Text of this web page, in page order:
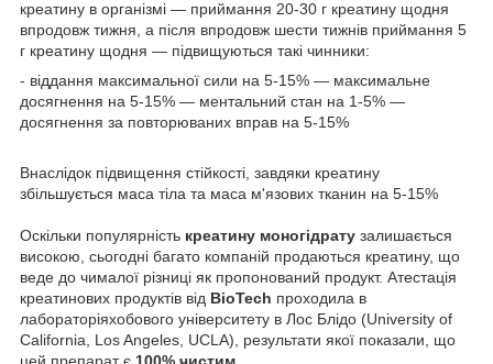
креатину в організмі — приймання 20-30 г креатину щодня
впродовж тижня, а після впродовж шести тижнів приймання 5
г креатину щодня — підвищуються такі чинники:
- віддання максимальної сили на 5-15% — максимальне
досягнення на 5-15% — ментальний стан на 1-5% —
досягнення за повторюваних вправ на 5-15%
Внаслідок підвищення стійкості, завдяки креатину
збільшується маса тіла та маса м'язових тканин на 5-15%
Оскільки популярність креатину моногідрату залишається
високою, сьогодні багато компаній продаються креатину, що
веде до чималої різниці як пропонований продукт. Атестація
креатинових продуктів від BioTech проходила в
лабораторіяхобового університету в Лос Блідо (University of
California, Los Angeles, UCLA), результати якої показали, що
цей препарат є 100% чистим.